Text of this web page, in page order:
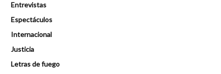
Entrevistas
Espectáculos
Internacional
Justicia
Letras de fuego